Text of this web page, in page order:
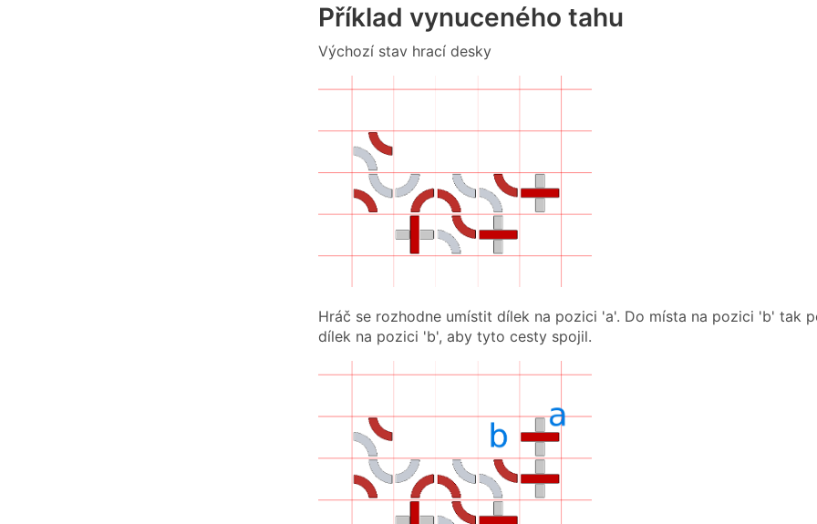
Příklad vynuceného tahu
Výchozí stav hrací desky
Hráč se rozhodne umístit dílek na pozici 'a'. Do místa na pozici 'b' tak
dílek na pozici 'b', aby tyto cesty spojil.